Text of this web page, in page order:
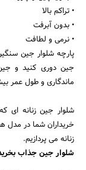
• تراکم بالا
• بدون آبرفت
• نرمی و لطافت
پارچه شلوار جین
جین دوری کنید و
ماندگاری و طول عمر
شلوار جین زنانه ای
خریداران شما در مدل
زنانه می پردازیم.
شلوار جین جذاب